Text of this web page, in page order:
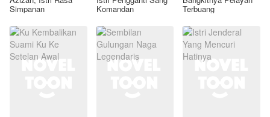
Simpanan Komandan Terbuang